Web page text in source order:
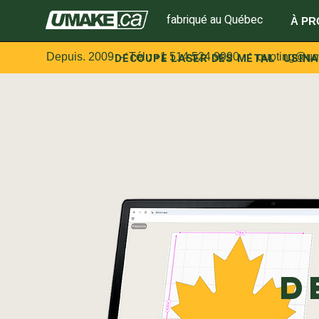
fabriqué au Québec À
Depuis. 2009 - Tél :+1 514 524 9990
DÉCOUPE LASER DES MÉTAL